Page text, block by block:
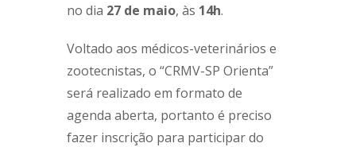
no dia 27 de maio, às 14h.
Voltado aos médicos-veterinários e
zootecnistas, o “CRMV-SP Orienta”
será realizado em formato de
agenda aberta, portanto é preciso
fazer inscrição para participar do